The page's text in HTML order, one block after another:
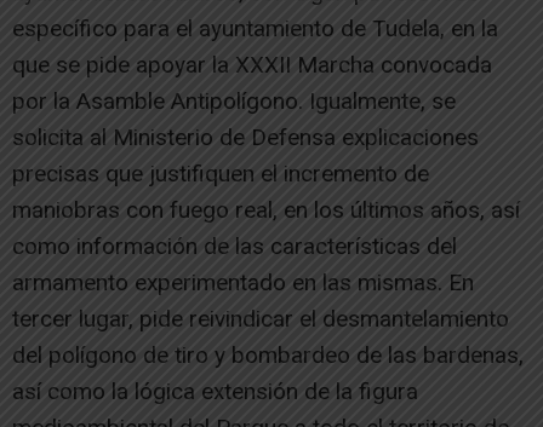
específico para el ayuntamiento de Tudela, en la
que se pide apoyar la XXXII Marcha convocada
por la Asamble Antipolígono. Igualmente, se
solicita al Ministerio de Defensa explicaciones
precisas que justifiquen el incremento de
maniobras con fuego real, en los últimos años, así
como información de las características del
armamento experimentado en las mismas. En
tercer lugar, pide reivindicar el desmantelamiento
del polígono de tiro y bombardeo de las bardenas,
así como la lógica extensión de la figura